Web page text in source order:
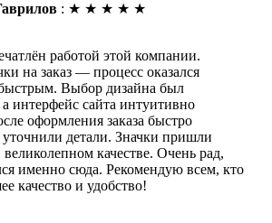
: ★ ★ ★ ★ ★
работой этой компании.
на заказ — процесс оказался
Выбор дизайна был
интерфейс сайта интуитивно
оформления заказа быстро
уточнили детали. Значки пришли
качестве. Очень рад,
именно сюда. Рекомендую всем, кто
качество и удобство!